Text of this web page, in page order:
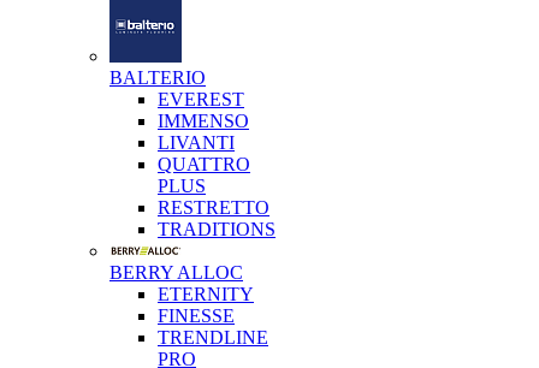
BALTERIO
EVEREST
IMMENSO
LIVANTI
QUATTRO
PLUS
RESTRETTO
TRADITIONS
BERRY ALLOC
ETERNITY
FINESSE
TRENDLINE
PRO